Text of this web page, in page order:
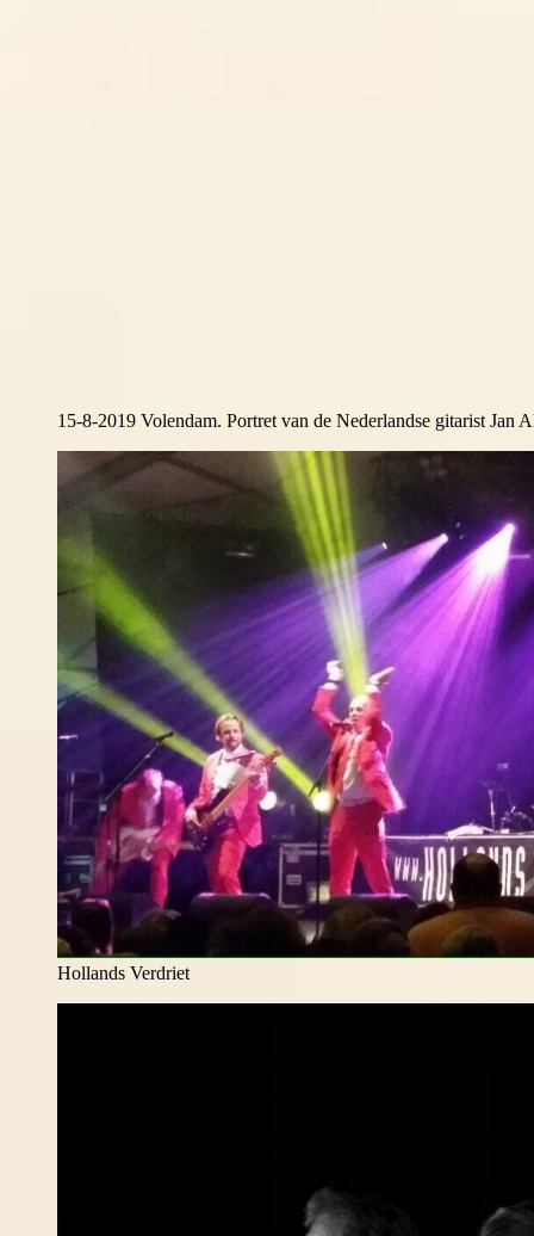
15-8-2019 Volendam. Portret van de Nederlandse gitarist Jan
Hollands Verdriet